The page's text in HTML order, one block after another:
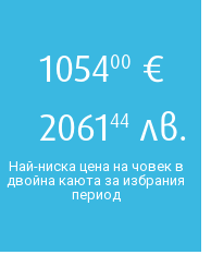
105400 €
206144 лв.
Най-ниска цена на човек в
двойна каюта за избрания
период